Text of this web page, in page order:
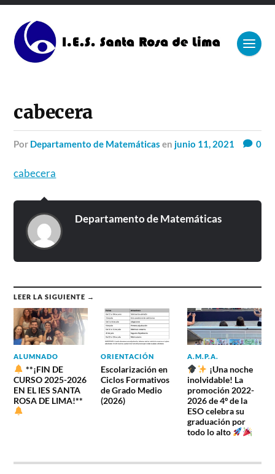
cabecera
por Departamento de Matemáticas en junio 11, 2021 0
cabecera
Departamento de Matemáticas
LEER LA SIGUIENTE →
ALUMNADO
**¡FIN DE
CURSO 2025-2026
EN EL IES SANTA
ROSA DE LIMA!**
ORIENTACIÓN
Escolarización en
Ciclos Formativos
de Grado Medio
(2026)
A.M.P.A.
¡Una noche
inolvidable! La
promoción 2022-
2026 de 4º de la
ESO celebra su
graduación por
todo lo alto